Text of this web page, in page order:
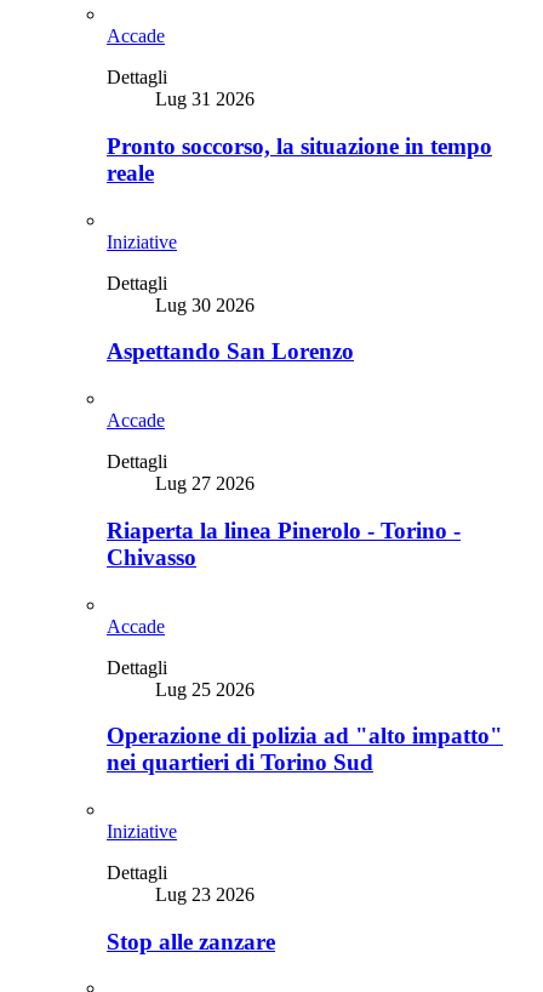
Accade
Dettagli
Lug 31 2026
Pronto soccorso, la situazione in tempo
reale
Iniziative
Dettagli
Lug 30 2026
Aspettando San Lorenzo
Accade
Dettagli
Lug 27 2026
Riaperta la linea Pinerolo - Torino -
Chivasso
Accade
Dettagli
Lug 25 2026
Operazione di polizia ad "alto impatto"
nei quartieri di Torino Sud
Iniziative
Dettagli
Lug 23 2026
Stop alle zanzare